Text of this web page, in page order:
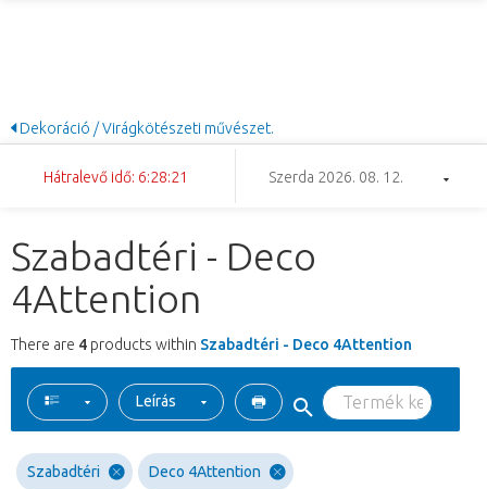
Dekoráció / Virágkötészeti művészet.
Hátralevő idő: 6:28:21 Szerda 2026. 08. 12.
Szabadtéri - Deco
4Attention
There are 4 products within Szabadtéri - Deco 4Attention
Leírás
Szabadtéri Deco 4Attention